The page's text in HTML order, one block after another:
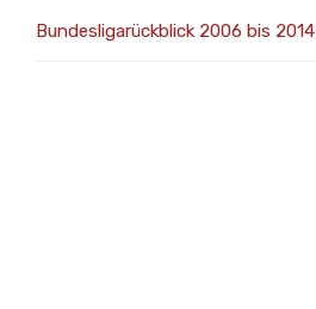
Bundesligarückblick 2006 bis 2014